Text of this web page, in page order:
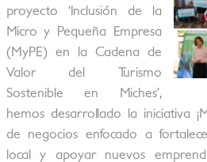
proyecto ‘Inclusión de la
Micro y Pequeña Empresa
(MyPE) en la Cadena de
Valor del Turismo
Sostenible en Miches’,
hemos desarrollado la iniciativa
de negocios enfocado a
local y apoyar nuevos